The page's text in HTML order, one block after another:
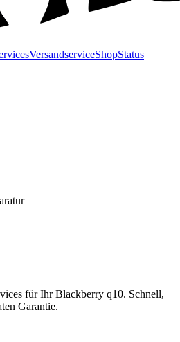
VersandserviceShopStatus
für IhrBlackberry q10. Schnell,
Garantie.